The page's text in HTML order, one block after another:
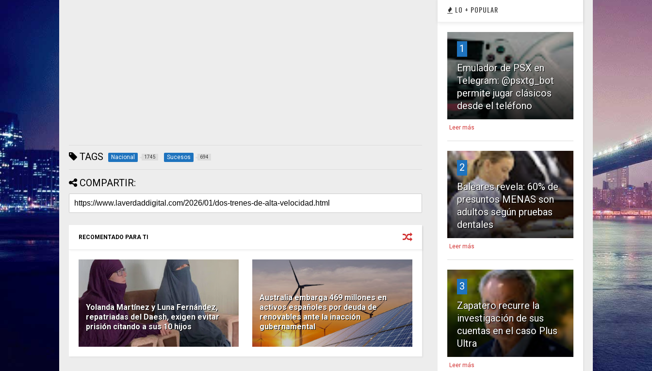
TAGS Nacional 1745 Sucesos 694
COMPARTIR:
RECOMENTADO PARA TI
Yolanda Martínez y Luna Fernández,
repatriadas del Daesh, exigen evitar
prisión citando a sus 10 hijos
Australia embarga 469 millones en
activos españoles por deuda de
renovables ante la inacción
gubernamental
LO + POPULAR
1
Emulador de PSX en
Telegram: @psxtg_bot
permite jugar clásicos
desde el teléfono
Leer más
2
Baleares revela: 60% de
presuntos MENAS son
adultos según pruebas
dentales
Leer más
3
Zapatero recurre la
investigación de sus
cuentas en el caso Plus
Ultra
Leer más